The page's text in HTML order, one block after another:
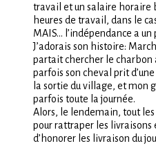
travail et un salaire horaire
heures de travail, dans le
MAIS… l’indépendance a un
J’adorais son histoire:
partait chercher le charbon
parfois son cheval prit
la sortie du village, et mon
parfois toute la journée.
Alors, le lendemain, tout
pour rattraper les livraisons
d’honorer les livraison du